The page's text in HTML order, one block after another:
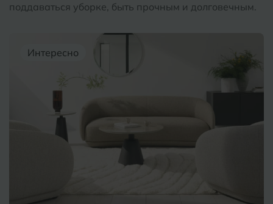
поддаваться уборке, быть прочным и долговечным.
Интересно